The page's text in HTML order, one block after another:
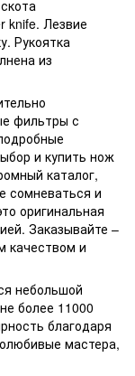
knife. Лезвие
Рукоятка
из
фильтры с
и купить нож
каталог,
сомневаться и
оригинальная
Заказывайте –
качеством и
небольшой
более 11000
благодаря
мастера,